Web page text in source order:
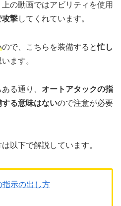
の動画ではアビリティを使用
攻撃してくれています。
ので、こちらを装備すると忙し
ます。
る通り、 オートアタックの指
る意味はないので注意が必要
以下で解説しています。
指示の出し方